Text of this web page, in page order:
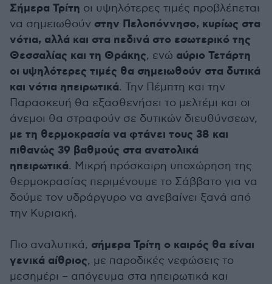
Σήμερα Τρίτη οι υψηλότερες τιμές προβλέπεται
να σημειωθούν στην Πελοπόννησο, κυρίως στα
νότια, αλλά και στα πεδινά στο εσωτερικό της
Θεσσαλίας και τη Θράκης, ενώ αύριο Τετάρτη
οι υψηλότερες τιμές θα σημειωθούν στα δυτικά
και νότια ηπειρωτικά. Την Πέμπτη και την
Παρασκευή θα εξασθενήσει το μελτέμι και οι
άνεμοι θα στραφούν σε δυτικών διευθύνσεων,
με τη θερμοκρασία να φτάνει τους 38 και
πιθανώς 39 βαθμούς στα ανατολικά
ηπειρωτικά. Μικρή πρόσκαιρη υποχώρηση της
θερμοκρασίας περιμένουμε το Σάββατο για να
δούμε τον υδράργυρο να ανεβαίνει ξανά από
την Κυριακή.
Πιο αναλυτικά, σήμερα Τρίτη ο καιρός θα είναι
γενικά αίθριος, με παροδικές νεφώσεις το
μεσημέρι – απόγευμα στα ηπειρωτικά και